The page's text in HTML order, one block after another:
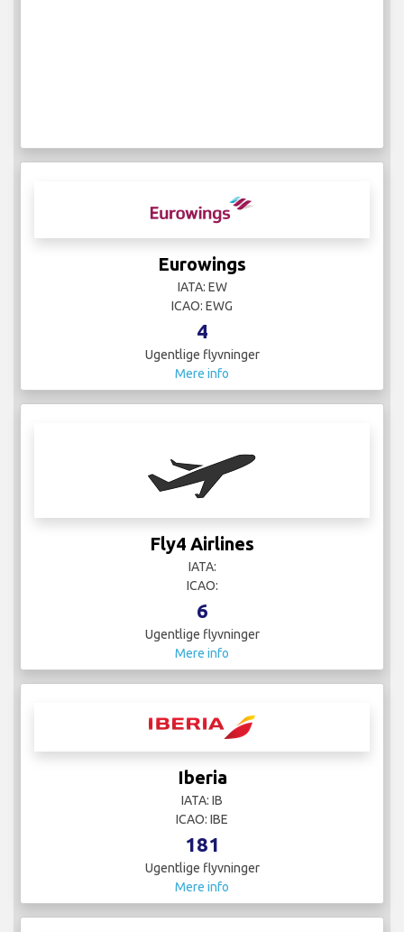
Eurowings
IATA: EW
ICAO: EWG
4
Ugentlige flyvninger
Mere info
Fly4 Airlines
IATA:
ICAO:
6
Ugentlige flyvninger
Mere info
Iberia
IATA: IB
ICAO: IBE
181
Ugentlige flyvninger
Mere info